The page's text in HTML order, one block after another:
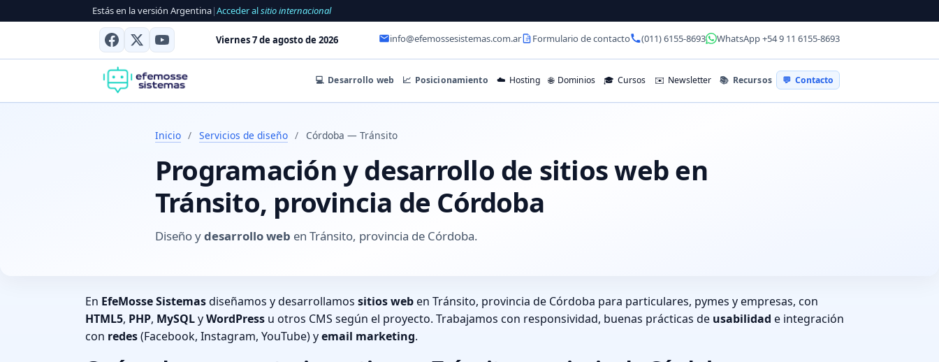
Estás en la versión Argentina|Acceder alsitio internacional
Viernes 7 de agosto de 2026 info@efemossesistemas.com.ar Formulario de contacto (011) 6155-8693 WhatsApp +54 9 11 6155-8693
💻 Desarrollo web 📈 Posicionamiento ☁️ Hosting 🌐 Dominios 🎓 Cursos ✉️ Newsletter 📚 Recursos 💬 Contacto
Inicio / Servicios de diseño / Córdoba — Tránsito
Programación y desarrollo de sitios web en
Tránsito, provincia de Córdoba
Diseño ydesarrollo web en Tránsito, provincia de Córdoba.
En EfeMosse Sistemasdiseñamos y desarrollamos sitios weben Tránsito, provincia de Córdoba para particulares, pymes y empresas, con
HTML5, PHP, MySQLyWordPress u otros CMS según el proyecto. Trabajamos con responsividad, buenas prácticas de usabilidad e integración
con redes(Facebook, Instagram, YouTube) yemail marketing.